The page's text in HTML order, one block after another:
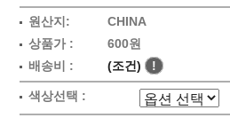
원산지:
CHINA
상품가 :
600원
배송비 :
(조건) !
색상선택 :